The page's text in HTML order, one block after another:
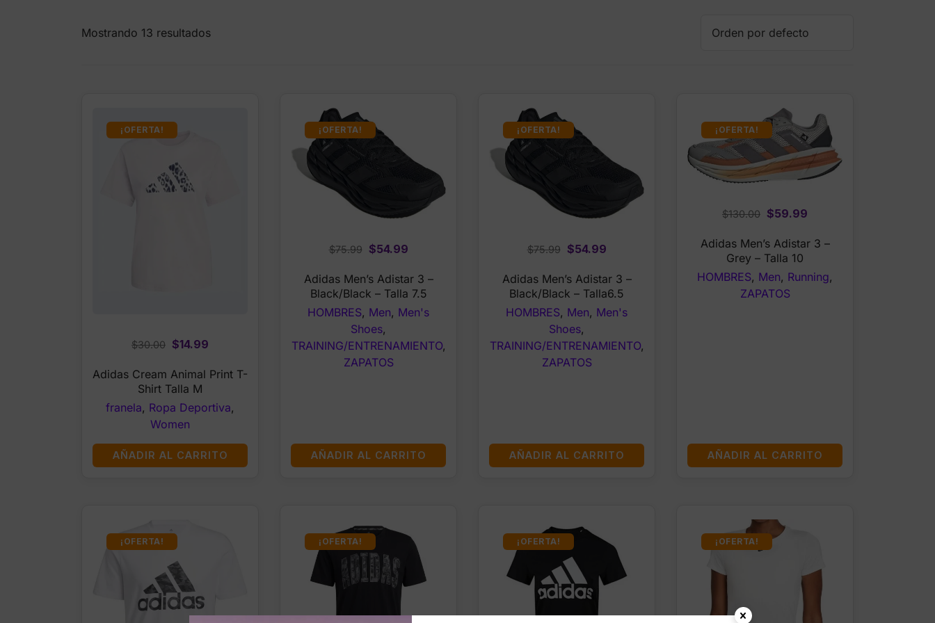
Mostrando 13 resultados
¡OFERTA!
$30.00 Original
was:
$30.00.
$14.99
is:
Adidas Cream Animal Print T-
Shirt Talla M
franela, Ropa Deportiva,
Women
AÑADIR AL CARRITO
¡OFERTA!
$75.99
Original
was:
$75.99.
$54.99Current
is:
$54.99.
Adidas Men’s Adistar 3 –
Black/Black – Talla 7.5
HOMBRES, Men, Men's
Shoes,
TRAINING/ENTRENAMIENTO,
ZAPATOS
AÑADIR AL CARRITO
¡OFERTA!
$75.99
Original
was:
$75.99.
$54.99Current
is:
$54.99.
Adidas Men’s Adistar 3 –
Black/Black – Talla6.5
HOMBRES, Men, Men's
Shoes,
TRAINING/ENTRENAMIENTO,
ZAPATOS
AÑADIR AL CARRITO
¡OFERTA!
$130.00 Original
was:
$130.00.
$59.99
is:
Adidas Men’s Adistar 3 –
Grey – Talla 10
HOMBRES, Men, Running,
ZAPATOS
AÑADIR AL CARRITO
¡OFERTA! ¡OFERTA! ¡OFERTA! ¡OFERTA!